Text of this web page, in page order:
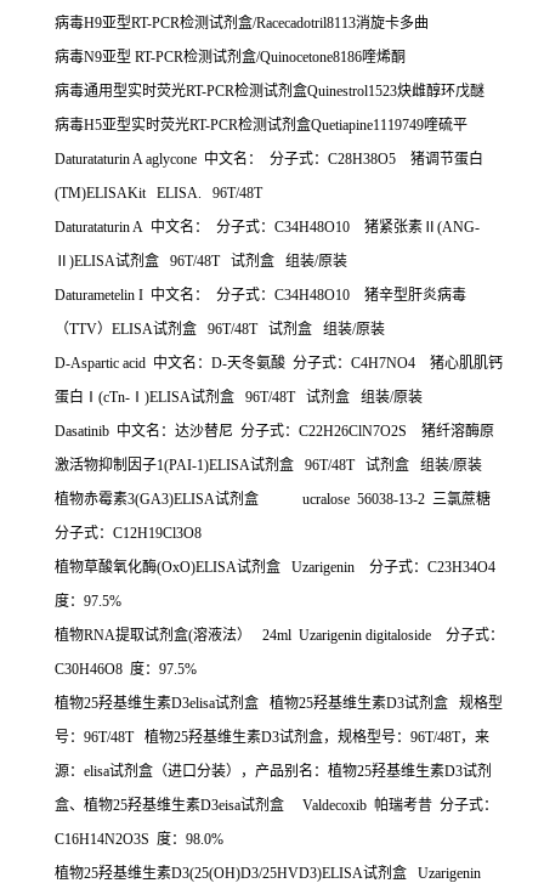
病毒H9亚型RT-PCR检测试剂盒/Racecadotril8113消旋卡多曲
病毒N9亚型 RT-PCR检测试剂盒/Quinocetone8186喹烯酮
病毒通用型实时荧光RT-PCR检测试剂盒Quinestrol1523炔雌醇环戊醚
病毒H5亚型实时荧光RT-PCR检测试剂盒Quetiapine1119749喹硫平
Daturataturin A aglycone 中文名： 分子式： C28H38O5 猪调节蛋白
(TM)ELISAKit ELISA. 96T/48T
Daturataturin A 中文名： 分子式： C34H48O10 猪紧张素Ⅱ (ANG-
)ELISA试剂盒 96T/48T 试剂盒 组装/原装
Daturametelin I 中文名： 分子式： C34H48O10 猪辛型肝炎病毒
（TTV） ELISA试剂盒 96T/48T 试剂盒 组装/原装
D-Aspartic acid 中文名： D-天冬氨酸 分子式： C4H7NO4 猪心肌肌钙
蛋白Ⅰ (cTn- )ELISA试剂盒 96T/48T 试剂盒 组装/原装
Dasatinib 中文名：达沙替尼 分子式： C22H26ClN7O2S 猪纤溶酶原
激活物抑制因子1(PAI-1)ELISA试剂盒 96T/48T 试剂盒 组装/原装
植物赤霉素3(GA3)ELISA试剂盒 ucralose 56038-13-2 三氯蔗糖
分子式： C12H19Cl3O8
植物草酸氧化酶(OxO)ELISA试剂盒 Uzarigenin 分子式： C23H34O4
度： 97.5%
植物RNA提取试剂盒(溶液法） 24ml Uzarigenin digitaloside 分子式：
C30H46O8 度： 97.5%
植物25羟基维生素D3elisa试剂盒 植物25羟基维生素D3试剂盒
规格型
号： 96T/48T 植物25羟基维生素D3试剂盒，规格型号： 96T/48T，来
源： elisa试剂盒（进口分装），产品别名：植物25羟基维生素D3试剂
盒、植物25羟基维生素D3eisa试剂盒 Valdecoxib 帕瑞考昔 分子式：
C16H14N2O3S 度： 98.0%
植物25羟基维生素D3(25(OH)D3/25HVD3)ELISA试剂盒 Uzarigenin